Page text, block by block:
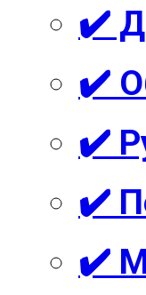
✔️
✔️
✔️
✔️
✔️